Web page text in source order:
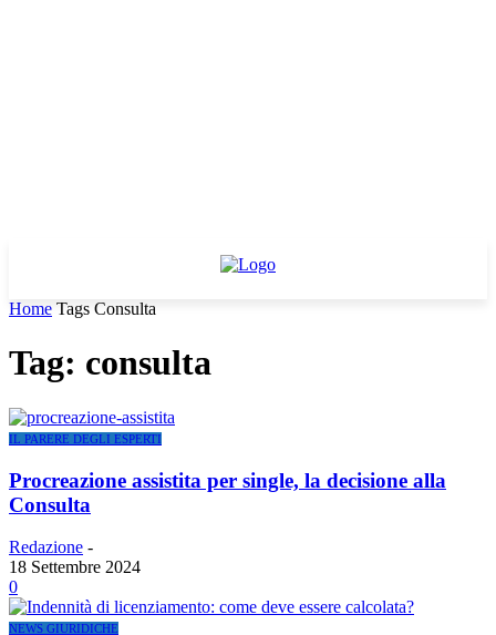
Home Tags Consulta
Tag: consulta
IL PARERE DEGLI ESPERTI
Procreazione assistita per single, la decisione alla
Consulta
Redazione -
18 Settembre 2024
0
NEWS GIURIDICHE